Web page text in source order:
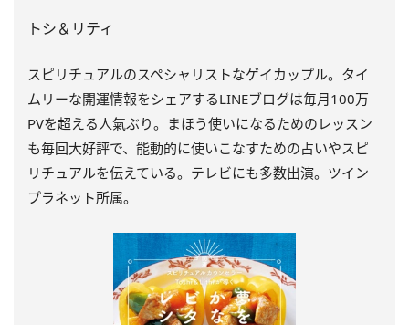
トシ＆リティ
スピリチュアルのスペシャリストなゲイカップル。タイ
ムリーな開運情報をシェアするLINEブログは毎月100万
PVを超える人氣ぶり。まほう使いになるためのレッスン
も毎回大好評で、能動的に使いこなすための占いやスピ
リチュアルを伝えている。テレビにも多数出演。ツイン
プラネット所属。